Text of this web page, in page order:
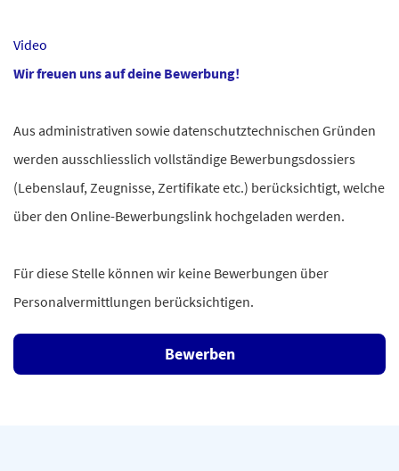
Video
Wir freuen uns auf deine Bewerbung!
Aus administrativen sowie datenschutztechnischen Gründen
werden ausschliesslich vollständige Bewerbungsdossiers
(Lebenslauf, Zeugnisse, Zertifikate etc.) berücksichtigt, welche
über den Online-Bewerbungslink hochgeladen werden.
Für diese Stelle können wir keine Bewerbungen über
Personalvermittlungen berücksichtigen.
Bewerben